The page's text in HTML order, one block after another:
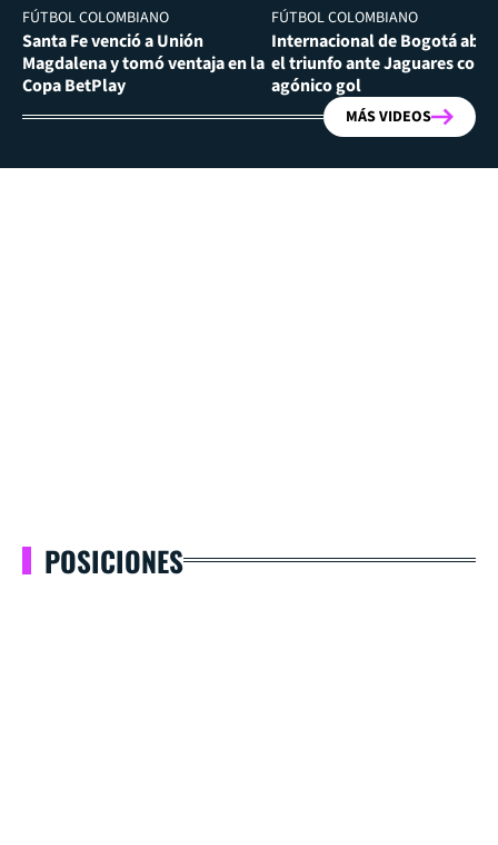
FÚTBOL COLOMBIANO
Santa Fe venció a Unión
Magdalena y tomó ventaja en la
Copa BetPlay
FÚTBOL COLOMBIANO
Internacional de Bogotá
el triunfo ante Jaguares con
agónico gol
MÁS VIDEOS
POSICIONES